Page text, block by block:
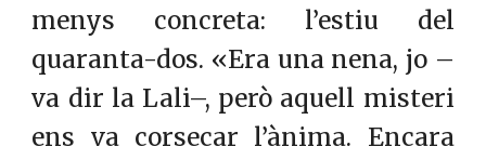
menys concreta: l’estiu del
quaranta-dos. «Era una nena, jo –
va dir la Lali–, però aquell misteri
ens va corsecar l’ànima. Encara